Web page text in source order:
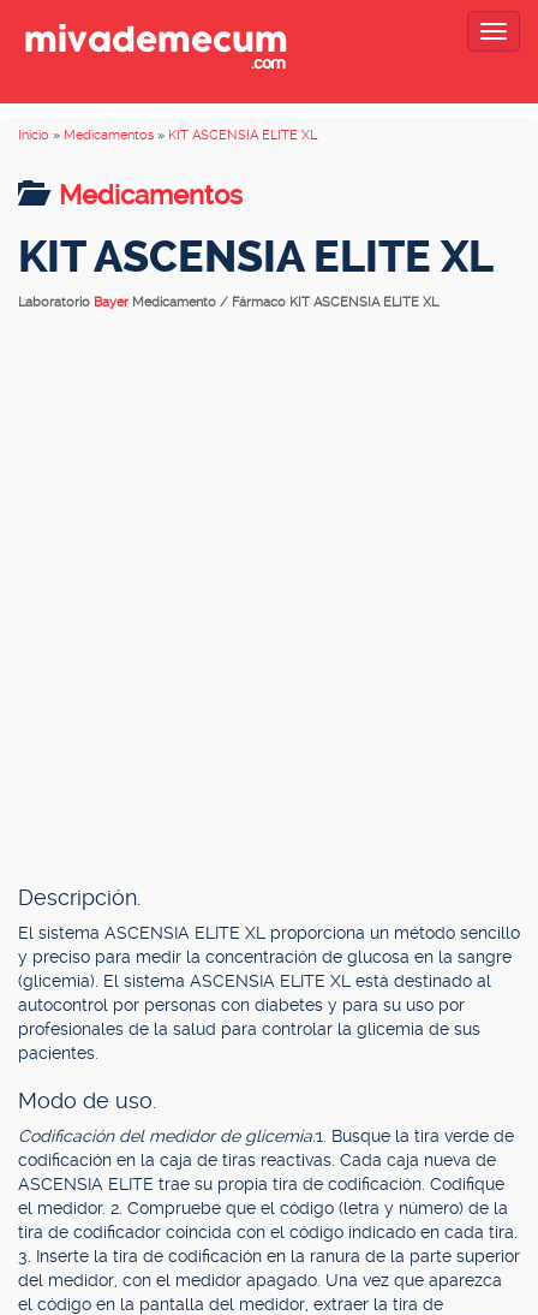
Inicio » Medicamentos » KIT ASCENSIA ELITE XL
Medicamentos
KIT ASCENSIA ELITE XL
Laboratorio Bayer Medicamento / Fármaco KIT ASCENSIA ELITE XL
Descripción.
El sistema ASCENSIA ELITE XL proporciona un método sencillo
y preciso para medir la concentración de glucosa en la sangre
(glicemia). El sistema ASCENSIA ELITE XL está destinado al
autocontrol por personas con diabetes y para su uso por
profesionales de la salud para controlar la glicemia de sus
pacientes.
Modo de uso.
Codificación del medidor de glicemia:1. Busque la tira verde de
codificación en la caja de tiras reactivas. Cada caja nueva de
ASCENSIA ELITE trae su propia tira de codificación. Codifique
el medidor. 2. Compruebe que el código (letra y número) de la
tira de codificador coincida con el código indicado en cada tira.
3. Inserte la tira de codificación en la ranura de la parte superior
del medidor, con el medidor apagado. Una vez que aparezca
el código en la pantalla del medidor, extraer la tira de